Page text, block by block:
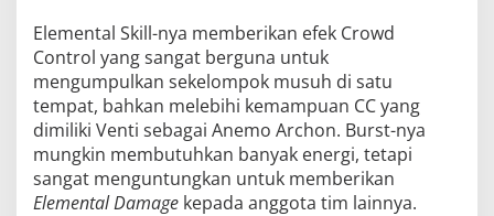
Elemental Skill-nya memberikan efek Crowd
Control yang sangat berguna untuk
mengumpulkan sekelompok musuh di satu
tempat, bahkan melebihi kemampuan CC yang
dimiliki Venti sebagai Anemo Archon. Burst-nya
mungkin membutuhkan banyak energi, tetapi
sangat menguntungkan untuk memberikan
Elemental Damage kepada anggota tim lainnya.